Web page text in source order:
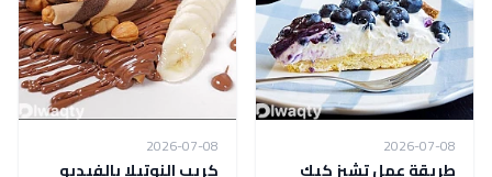
2026-07-08
طريقة عمل تشيز كيك
2026-07-08
كريب النوتيلا بالفيديو